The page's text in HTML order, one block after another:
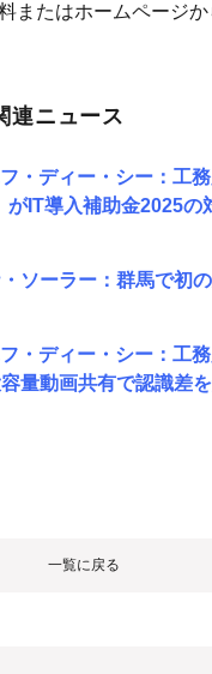
またはホームページか
連ニュース
・ディー・シー：工
IT導入補助金2025の
・ソーラー：群馬で初
・ディー・シー：工
量動画共有で認識差
一覧に戻る